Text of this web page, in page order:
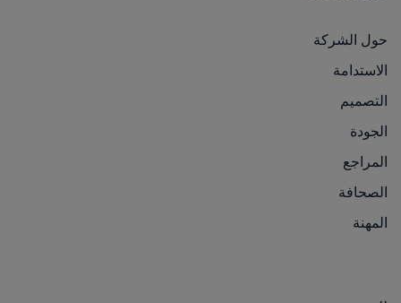
حول الشركة
الاستدامة
التصميم
الجودة
المراجع
الصحافة
المهنة